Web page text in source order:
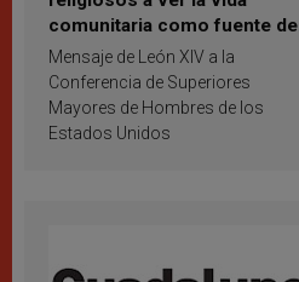
comunitaria como fuente de
inspiración y santificación
Mensaje de León XIV a la
Conferencia de Superiores
Mayores de Hombres de los
Estados Unidos